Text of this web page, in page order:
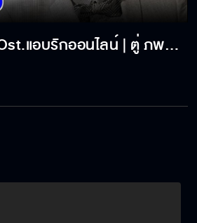
ถ้าเรียกมันว่ารัก Ost.แอบรักออนไลน์ | ตู่ ภพธร สุนทรญาณกิจ | Official MV
พระจันทร์ Ost.ลิขิตแห่งจันทร์ | เบียร์ ภัสรนันท์ |
เสน่ห์นางงิ้ว | จิ๊บ ปิยธิดา | Official MV
ไข่มุกมังกรไฟ | หนอยแน่ ณรัชต์หทัย |
ธอ Ost.ข้าบดินทร์ | ปุ้ย ดวงพร | Official MV
หน่วยลับสลับเลิฟ | โจ๊ก โซคูล | Official MV